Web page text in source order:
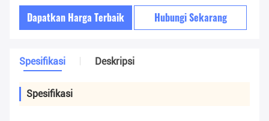
Dapatkan Harga Terbaik Hubungi Sekarang
Spesifikasi Deskripsi
Spesifikasi